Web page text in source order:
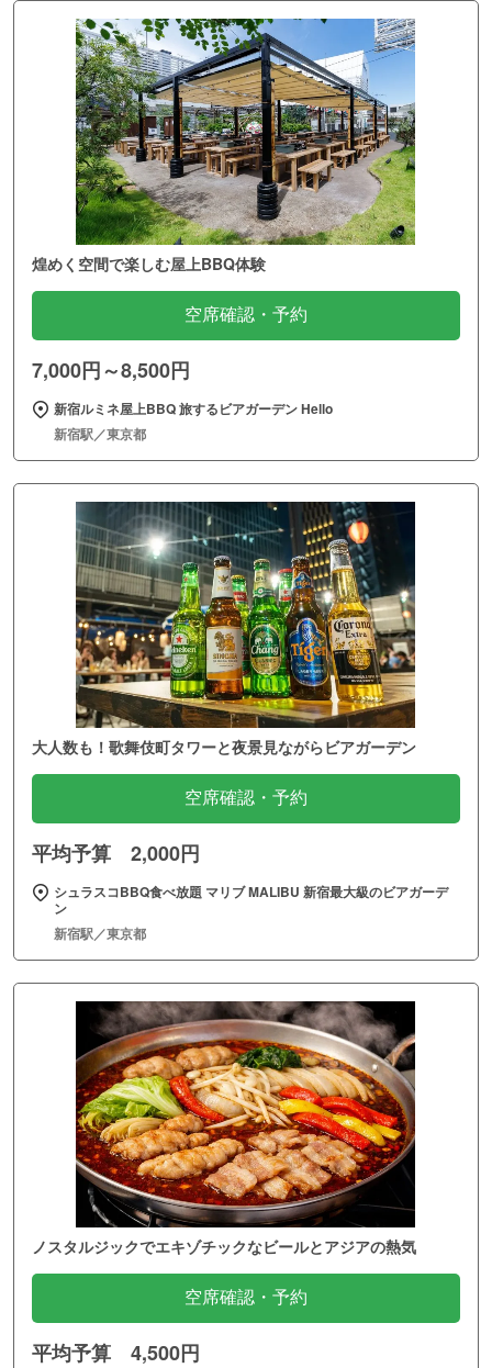
煌めく空間で楽しむ屋上BBQ体験
空席確認・予約
7,000円～8,500円
新宿ルミネ屋上BBQ 旅するビアガーデン Hello
新宿駅／東京都
大人数も！歌舞伎町タワーと夜景見ながらビアガーデン
空席確認・予約
平均予算 2,000円
シュラスコBBQ食べ放題 マリブ MALIBU 新宿最大級のビアガーデ
ン
新宿駅／東京都
ノスタルジックでエキゾチックなビールとアジアの熱気
空席確認・予約
平均予算 4,500円